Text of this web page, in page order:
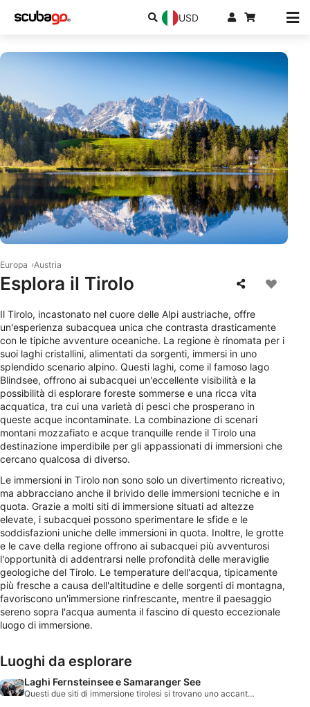
USD
Europa Austria
Esplora il Tirolo
Il Tirolo, incastonato nel cuore delle Alpi austriache, offre
un'esperienza subacquea unica che contrasta drasticamente
con le tipiche avventure oceaniche. La regione è rinomata per i
suoi laghi cristallini, alimentati da sorgenti, immersi in uno
splendido scenario alpino. Questi laghi, come il famoso lago
Blindsee, offrono ai subacquei un'eccellente visibilità e la
possibilità di esplorare foreste sommerse e una ricca vita
acquatica, tra cui una varietà di pesci che prosperano in
queste acque incontaminate. La combinazione di scenari
montani mozzafiato e acque tranquille rende il Tirolo una
destinazione imperdibile per gli appassionati di immersioni che
cercano qualcosa di diverso.
Le immersioni in Tirolo non sono solo un divertimento ricreativo,
ma abbracciano anche il brivido delle immersioni tecniche e in
quota. Grazie a molti siti di immersione situati ad altezze
elevate, i subacquei possono sperimentare le sfide e le
soddisfazioni uniche delle immersioni in quota. Inoltre, le grotte
e le cave della regione offrono ai subacquei più avventurosi
l'opportunità di addentrarsi nelle profondità delle meraviglie
geologiche del Tirolo. Le temperature dell'acqua, tipicamente
più fresche a causa dell'altitudine e delle sorgenti di montagna,
favoriscono un'immersione rinfrescante, mentre il paesaggio
sereno sopra l'acqua aumenta il fascino di questo eccezionale
luogo di immersione.
Luoghi da esplorare
Laghi Fernsteinsee e Samaranger See
Questi due siti di immersione tirolesi si trovano uno accanto